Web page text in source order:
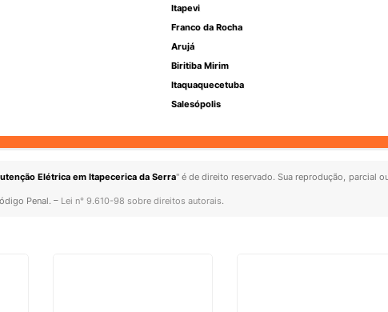
Itapevi
Franco da Rocha
Arujá
Biritiba Mirim
Itaquaquecetuba
Salesópolis
Elétrica em Itapecerica da Serra" é de direito reservado. Sua reprodução, parcial
Penal. – Lei n° 9.610-98 sobre direitos autorais.